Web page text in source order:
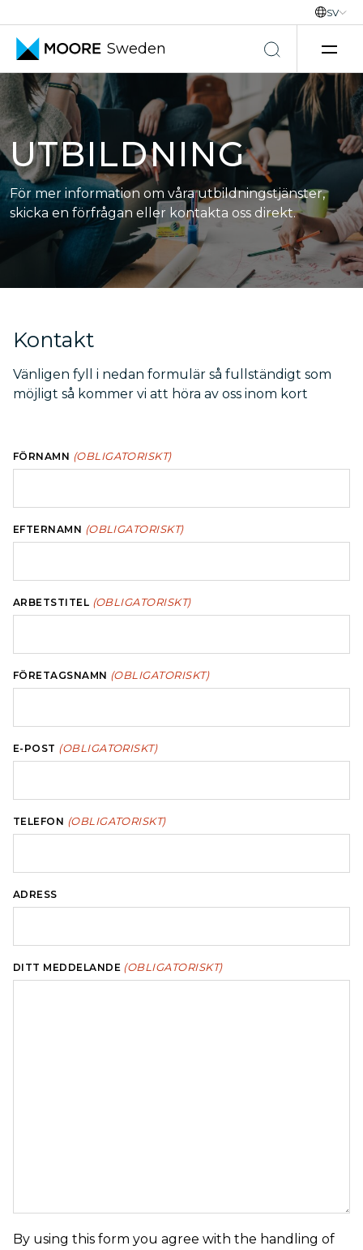
Hoppa till innehåll
SV
Sweden
UTBILDNING
För mer information om våra utbildningstjänster,
skicka en förfrågan eller kontakta oss direkt.
Kontakt
Vänligen fyll i nedan formulär så fullständigt som
möjligt så kommer vi att höra av oss inom kort
FÖRNAMN (OBLIGATORISKT)
EFTERNAMN (OBLIGATORISKT)
ARBETSTITEL (OBLIGATORISKT)
FÖRETAGSNAMN (OBLIGATORISKT)
E-POST (OBLIGATORISKT)
TELEFON (OBLIGATORISKT)
ADRESS
DITT MEDDELANDE (OBLIGATORISKT)
By using this form you agree with the handling of